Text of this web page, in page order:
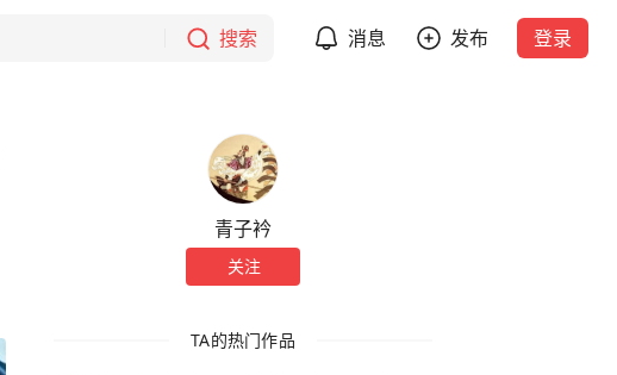
搜索 消息 发布 登录
青子衿
关注
TA的热门作品